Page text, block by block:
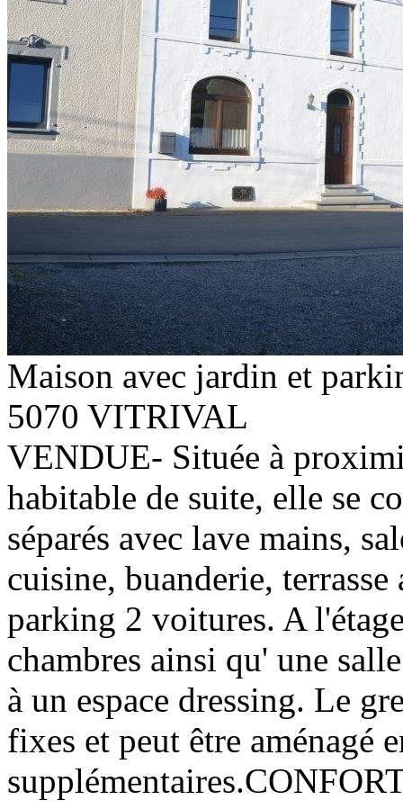
Maison avec jardin et
5070 VITRIVAL
VENDUE- Située à
habitable de suite, elle se
séparés avec lave mains,
cuisine, buanderie,
parking 2 voitures. A
chambres ainsi qu' une
à un espace dressing. Le
fixes et peut être aménagé